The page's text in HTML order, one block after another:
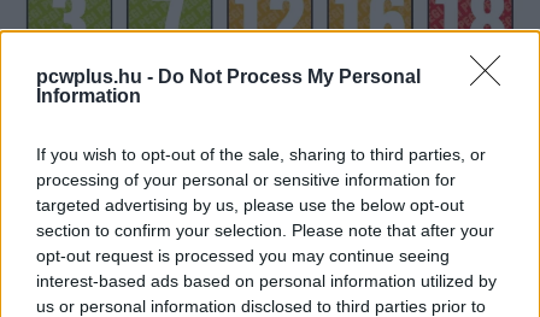
pcwplus.hu - Do Not Process My Personal
Information
If you wish to opt-out of the sale, sharing to third parties, or
processing of your personal or sensitive information for
targeted advertising by us, please use the below opt-out
section to confirm your selection. Please note that after your
opt-out request is processed you may continue seeing
interest-based ads based on personal information utilized by
us or personal information disclosed to third parties prior to
Az okoseszközök esetében már sokkal inkább ajánlott a
vásárlás előtti tájékozódás, hiszen csak megbízható
gyártótól érdemes vásárolni; ez legalább annyira
vonatkozik a mobilokra és tabletekre, mint azt
okosórákra és -karkötőkre vagy bármely más